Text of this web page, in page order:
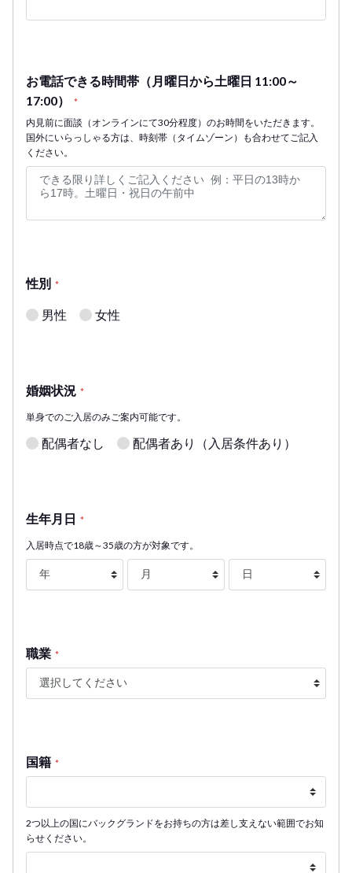
お電話できる時間帯（月曜日から土曜日 11:00～
17:00）
*
内見前に面談（オンラインにて30分程度）のお時間をいただきます。
国外にいらっしゃる方は、時刻帯（タイムゾーン）も合わせてご記入
ください。
性別 *
男性 女性
婚姻状況 *
単身でのご入居のみご案内可能です。
配偶者なし 配偶者あり（入居条件あり）
生年月日 *
入居時点で18歳～35歳の方が対象です。
職業 *
国籍 *
2つ以上の国にバックグランドをお持ちの方は差し支えない範囲でお知
らせください。